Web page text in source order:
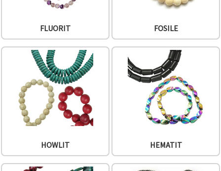
FLUORIT FOSILE
HOWLIT HEMATIT